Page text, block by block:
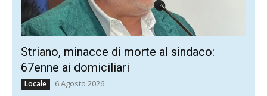
Striano, minacce di morte al sindaco:
67enne ai domiciliari
Locale 6 Agosto 2026